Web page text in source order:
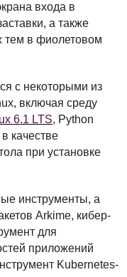
входа в
а также
тем в фиолетовом
с некоторыми из
включая среду
6.1 LTS, Python
в качестве
при установке
инструменты, а
Arkime, кибер-
для
приложений
Kubernetes-